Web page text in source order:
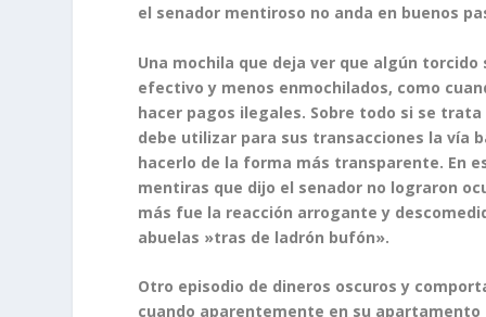
el senador mentiroso no anda en buenos
Una mochila que deja ver que algún
efectivo y menos enmochilados, como
hacer pagos ilegales. Sobre todo si se
debe utilizar para sus transacciones la vía
hacerlo de la forma más transparente. En
mentiras que dijo el senador no lograron
más fue la reacción arrogante y
abuelas »tras de ladrón bufón».
Otro episodio de dineros oscuros y
cuando aparentemente en su apartamento